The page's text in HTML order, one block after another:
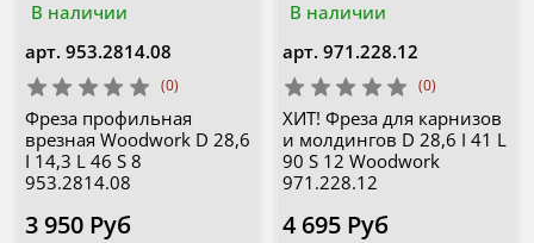
В наличии
арт. 953.2814.08
(0)
Фреза профильная
врезная Woodwork D 28,6
I 14,3 L 46 S 8
953.2814.08
3 950 Руб
В наличии
арт. 971.228.12
(0)
ХИТ! Фреза для карнизов
и молдингов D 28,6 I 41 L
90 S 12 Woodwork
971.228.12
4 695 Руб